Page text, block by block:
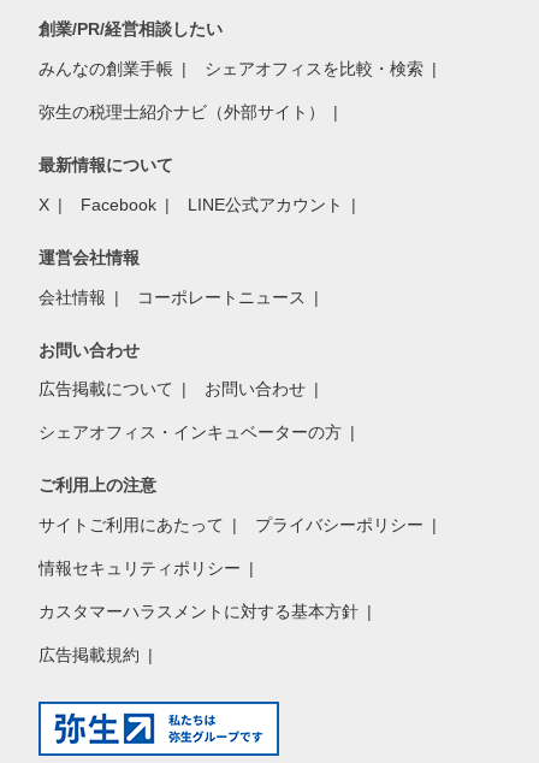
創業/PR/経営相談したい
みんなの創業手帳 シェアオフィスを比較・検索
弥生の税理士紹介ナビ（外部サイト）
最新情報について
X Facebook LINE公式アカウント
運営会社情報
会社情報 コーポレートニュース
お問い合わせ
広告掲載について お問い合わせ
シェアオフィス・インキュベーターの方
ご利用上の注意
サイトご利用にあたって プライバシーポリシー
情報セキュリティポリシー
カスタマーハラスメントに対する基本方針
広告掲載規約